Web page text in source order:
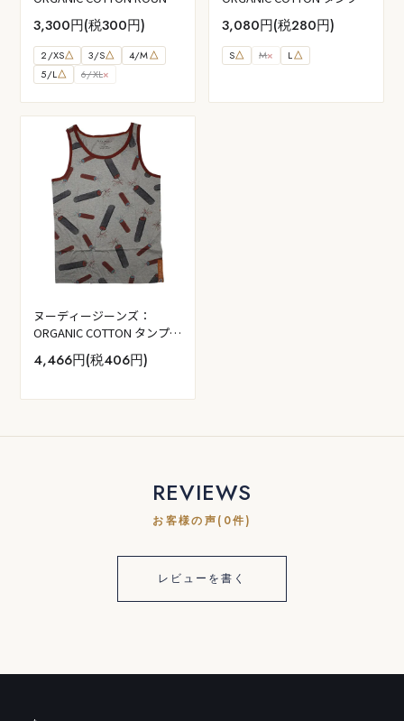
NECK Tシャツ (グレー）
3,300円(税300円)
2/XS△ 3/S△ 4/M△
5/L△ 6/XL×
ップ (ブラック)
3,080円(税280円)
S△ M× L△
ヌーディージーンズ：
ORGANIC COTTON タンプト
ップ (ダイナマイト)
4,466円(税406円)
REVIEWS
お客様の声(0件)
レビューを書く